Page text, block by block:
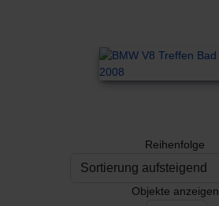
Reihenfolge
Objekte anzeigen